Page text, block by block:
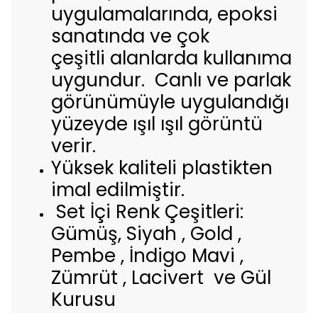
uygulamalarında, epoksi
sanatında ve çok
çeşitli alanlarda kullanıma
uygundur. Canlı ve parlak
görünümüyle uygulandığı
yüzeyde ışıl ışıl görüntü
verir.
Yüksek kaliteli plastikten
imal edilmiştir.
Set İçi Renk Çeşitleri:
Gümüş, Siyah , Gold ,
Pembe , İndigo Mavi ,
Zümrüt , Lacivert ve Gül
Kurusu